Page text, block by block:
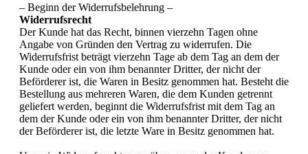
– Beginn der Widerrufsbelehrung –
Widerrufsrecht
Der Kunde hat das Recht, binnen vierzehn Tagen ohne
Angabe von Gründen den Vertrag zu widerrufen. Die
Widerrufsfrist beträgt vierzehn Tage ab dem Tag an dem der
Kunde oder ein von ihm benannter Dritter, der nicht der
Beförderer ist, die Waren in Besitz genommen hat. Besteht die
Bestellung aus mehreren Waren, die dem Kunden getrennt
geliefert werden, beginnt die Widerrufsfrist mit dem Tag an
dem der Kunde oder ein von ihm benannter Dritter, der nicht
der Beförderer ist, die letzte Ware in Besitz genommen hat.